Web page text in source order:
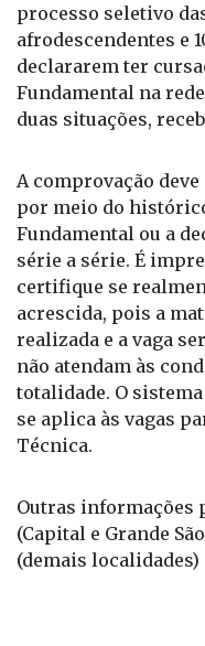
processo seletivo
afrodescendentes e
declararem ter
Fundamental na
duas situações,
A comprovação
por meio do
Fundamental ou a
série a série. É
certifique se
acrescida, pois a
realizada e a vaga
não atendam às
totalidade. O
se aplica às vagas
Técnica.
Outras informações
(Capital e Grande
(demais localidades)